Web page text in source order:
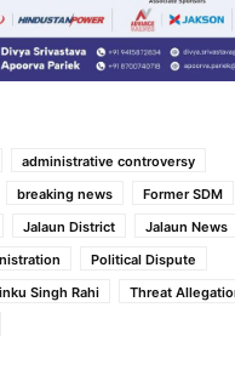
administrative controversy
breaking news
Former SDM
Jalaun District
Jalaun News
Political Dispute
Singh Rahi
Threat